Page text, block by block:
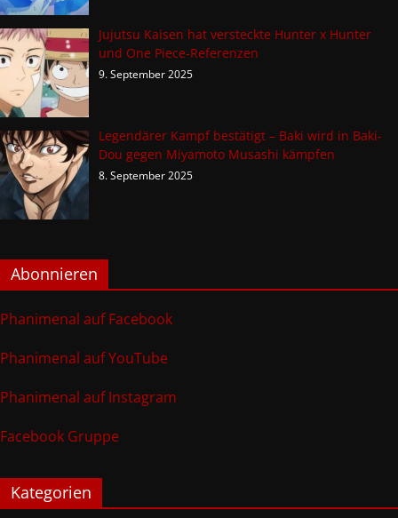
Jujutsu Kaisen hat versteckte Hunter x Hunter
und One Piece-Referenzen
9. September 2025
Legendärer Kampf bestätigt – Baki wird in Baki-
Dou gegen Miyamoto Musashi kämpfen
8. September 2025
Abonnieren
Phanimenal auf Facebook
Phanimenal auf YouTube
Phanimenal auf Instagram
Facebook Gruppe
Kategorien